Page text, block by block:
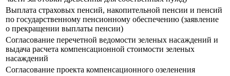
Выплата страховых пенсий, накопительной пенсии и пенсий
по государственному пенсионному обеспечению (заявление
о прекращении выплаты пенсии)
Согласование перечетной ведомости зеленых насаждений и
выдача расчета компенсационной стоимости зеленых
насаждений
Согласование проекта компенсационного озеленения